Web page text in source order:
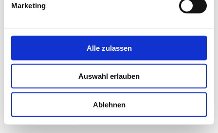
Marketing
Alle zulassen
Auswahl erlauben
Ablehnen